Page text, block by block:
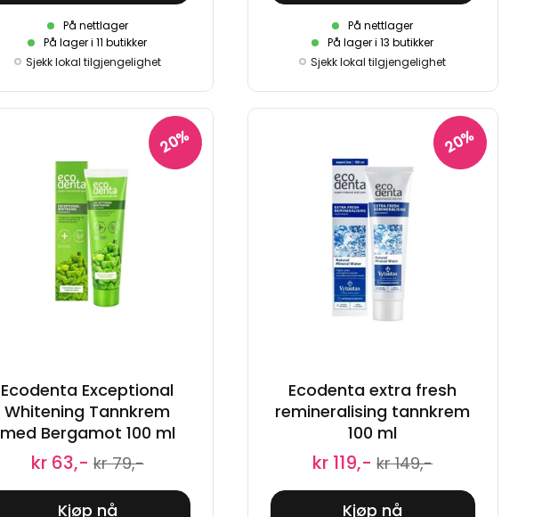
På nettlager
På lager i 11 butikker
Sjekk lokal tilgjengelighet
På nettlager
På lager i 13 butikker
Sjekk lokal tilgjengelighet
20%
Ecodenta Exceptional
Whitening Tannkrem
med Bergamot 100 ml
kr 63,- kr 79,-
Kjøp nå
20%
Ecodenta extra fresh
remineralising tannkrem
100 ml
kr 119,- kr 149,-
Kjøp nå